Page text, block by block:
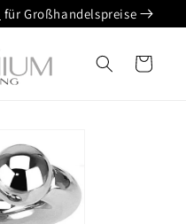
für Großhandelspreise
Warenkorb